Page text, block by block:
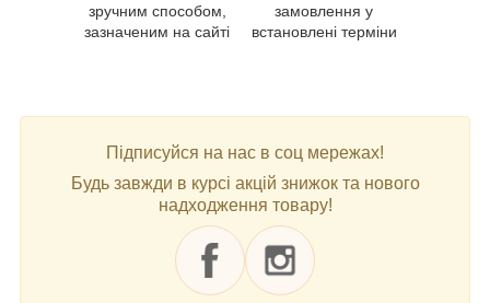
зручним способом,
зазначеним на сайті
замовлення у
встановлені терміни
Підписуйся на нас в соц мережах!
Будь завжди в курсі акцій знижок та нового
надходження товару!